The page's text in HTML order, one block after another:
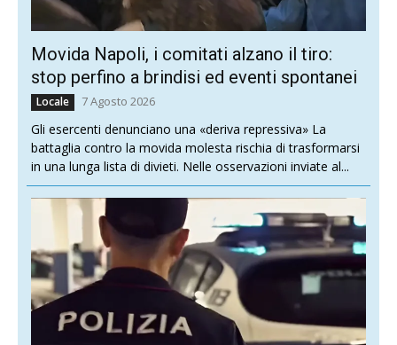
Movida Napoli, i comitati alzano il tiro:
stop perfino a brindisi ed eventi spontanei
Locale 7 Agosto 2026
Gli esercenti denunciano una «deriva repressiva» La
battaglia contro la movida molesta rischia di trasformarsi
in una lunga lista di divieti. Nelle osservazioni inviate al...